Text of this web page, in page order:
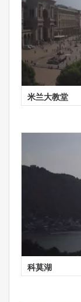
米兰大教堂
科莫湖